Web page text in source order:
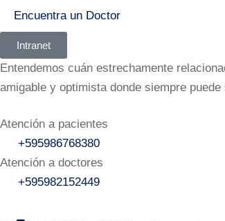
Encuentra un Doctor
Intranet
Entendemos cuán estrechamente
amigable y optimista donde siempre
Atención a pacientes
+595986768380
Atención a doctores
+595982152449‬